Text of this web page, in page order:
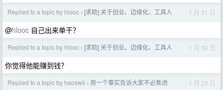
Replied to a topic by hlooc › [求助] 关于创业、边缘化、工具人 1 月 31 日
@hlooc 自己出来单干？
Replied to a topic by hlooc › [求助] 关于创业、边缘化、工具人 1 月 30 日
你觉得他能赚到钱？
Replied to a topic by haoswil › 用一个事实告诉大家不必焦虑 1 月 29 日